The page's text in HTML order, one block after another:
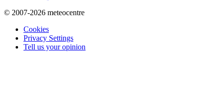
© 2007-2026 meteocentre
Cookies
Privacy Settings
Tell us your opinion